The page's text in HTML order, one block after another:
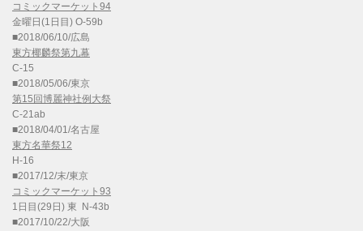
コミックマーケット94
金曜日(1日目) O-59b
■2018/06/10/広島
東方椰麟祭第九幕
C-15
■2018/05/06/東京
第15回博麗神社例大祭
C-21ab
■2018/04/01/名古屋
東方名華祭12
H-16
■2017/12/末/東京
コミックマーケット93
1日目(29日) 東 N-43b
■2017/10/22/大阪